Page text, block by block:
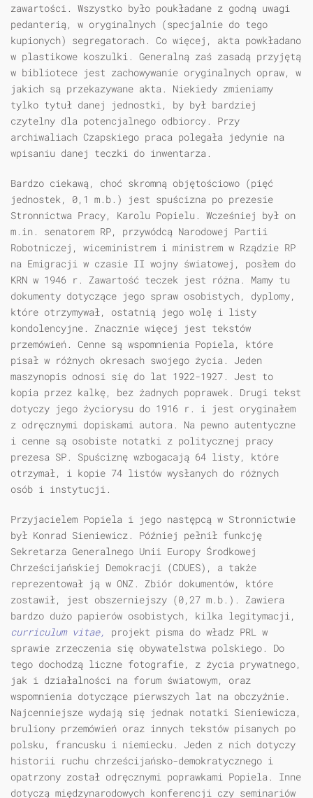
zawartości. Wszystko było poukładane z godną uwagi
pedanterią, w oryginalnych (specjalnie do tego
kupionych) segregatorach. Co więcej, akta powkładano
w plastikowe koszulki. Generalną zaś zasadą przyjętą
w bibliotece jest zachowywanie oryginalnych opraw, w
jakich są przekazywane akta. Niekiedy zmieniamy
tylko tytuł danej jednostki, by był bardziej
czytelny dla potencjalnego odbiorcy. Przy
archiwaliach Czapskiego praca polegała jedynie na
wpisaniu danej teczki do inwentarza.
Bardzo ciekawą, choć skromną objętościowo (pięć
jednostek, 0,1 m.b.) jest spuścizna po prezesie
Stronnictwa Pracy, Karolu Popielu. Wcześniej był on
m.in. senatorem RP, przywódcą Narodowej Partii
Robotniczej, wiceministrem i ministrem w Rządzie RP
na Emigracji w czasie II wojny światowej, posłem do
KRN w 1946 r. Zawartość teczek jest różna. Mamy tu
dokumenty dotyczące jego spraw osobistych, dyplomy,
które otrzymywał, ostatnią jego wolę i listy
kondolencyjne. Znacznie więcej jest tekstów
przemówień. Cenne są wspomnienia Popiela, które
pisał w różnych okresach swojego życia. Jeden
maszynopis odnosi się do lat 1922-1927. Jest to
kopia przez kalkę, bez żadnych poprawek. Drugi tekst
dotyczy jego życiorysu do 1916 r. i jest oryginałem
z odręcznymi dopiskami autora. Na pewno autentyczne
i cenne są osobiste notatki z politycznej pracy
prezesa SP. Spuściznę wzbogacają 64 listy, które
otrzymał, i kopie 74 listów wysłanych do różnych
osób i instytucji.
Przyjacielem Popiela i jego następcą w Stronnictwie
był Konrad Sieniewicz. Później pełnił funkcję
Sekretarza Generalnego Unii Europy Środkowej
Chrześcijańskiej Demokracji (CDUES), a także
reprezentował ją w ONZ. Zbiór dokumentów, które
zostawił, jest obszerniejszy (0,27 m.b.). Zawiera
bardzo dużo papierów osobistych, kilka legitymacji,
curriculum vitae,
projekt pisma do władz PRL w
sprawie zrzeczenia się obywatelstwa polskiego. Do
tego dochodzą liczne fotografie, z życia prywatnego,
jak i działalności na forum światowym, oraz
wspomnienia dotyczące pierwszych lat na obczyźnie.
Najcenniejsze wydają się jednak notatki Sieniewicza,
bruliony przemówień oraz innych tekstów pisanych po
polsku, francusku i niemiecku. Jeden z nich dotyczy
historii ruchu chrześcijańsko-demokratycznego i
opatrzony został odręcznymi poprawkami Popiela. Inne
dotyczą międzynarodowych konferencji czy seminariów